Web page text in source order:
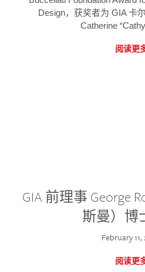
Design，获奖者为 GIA 卡
Catherine
阅读更
GIA 前理事 George
斯曼）博
February
阅读更